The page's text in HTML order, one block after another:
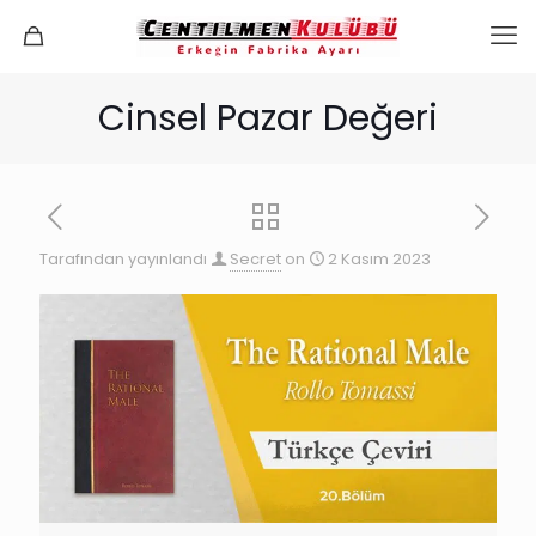
Cinsel Pazar Değeri
Tarafından yayınlandı Secret on 2 Kasım 2023